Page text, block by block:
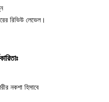
রিভিউ লেভেল।
নকশা হিসাবে